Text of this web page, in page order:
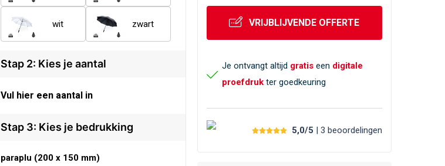
wit zwart
Stap 2: Kies je aantal
Vul hier een aantal in
Stap 3: Kies je bedrukking
paraplu (200 x 150 mm)
VRIJBLIJVENDE OFFERTE
Je ontvangt altijd gratiseen digitale
proefdrukter goedkeuring
5,0/5 | 3 beoordelingen